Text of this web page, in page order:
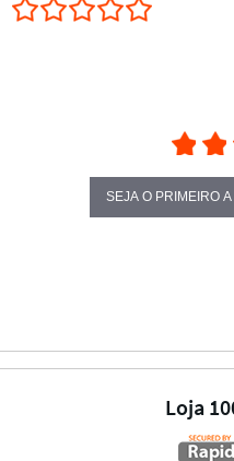
SEJA O PRIMEIRO